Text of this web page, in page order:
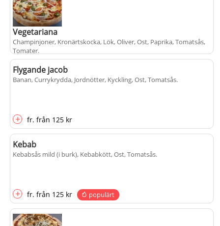
Vegetariana
Champinjoner, Kronärtskocka, Lök, Oliver, Ost, Paprika, Tomatsås,
Tomater.
+ fr.från125 kr
Flygande jacob
Banan, Currykrydda, Jordnötter, Kyckling, Ost, Tomatsås.
+ fr. från 125 kr
Kebab
Kebabsås mild (i burk), Kebabkött, Ost, Tomatsås.
+ fr. från 125 kr populärt